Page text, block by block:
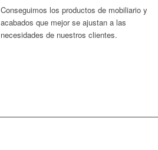
Conseguimos los productos de mobiliario y
acabados que mejor se ajustan a las
necesidades de nuestros clientes.